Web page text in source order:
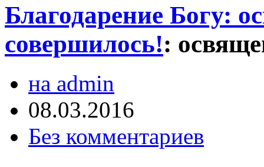
Благодарение Богу:
совершилось!:
на admin
08.03.2016
Без комментариев